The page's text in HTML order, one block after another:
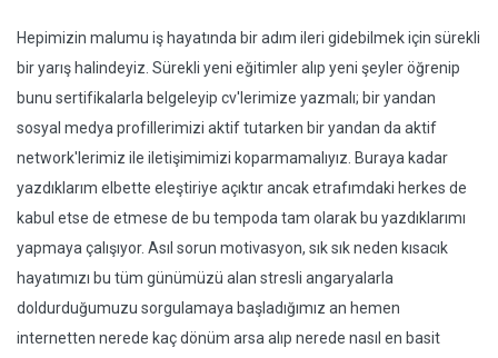
Hepimizin malumu iş hayatında bir adım ileri gidebilmek için sürekli
bir yarış halindeyiz. Sürekli yeni eğitimler alıp yeni şeyler öğrenip
bunu sertifikalarla belgeleyip cv'lerimize yazmalı; bir yandan
sosyal medya profillerimizi aktif tutarken bir yandan da aktif
network'lerimiz ile iletişimimizi koparmamalıyız. Buraya kadar
yazdıklarım elbette eleştiriye açıktır ancak etrafımdaki herkes de
kabul etse de etmese de bu tempoda tam olarak bu yazdıklarımı
yapmaya çalışıyor. Asıl sorun motivasyon, sık sık neden kısacık
hayatımızı bu tüm günümüzü alan stresli angaryalarla
doldurduğumuzu sorgulamaya başladığımız an hemen
internetten nerede kaç dönüm arsa alıp nerede nasıl en basit